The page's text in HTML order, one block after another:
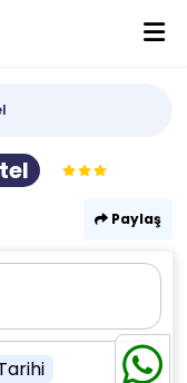
Paylaş